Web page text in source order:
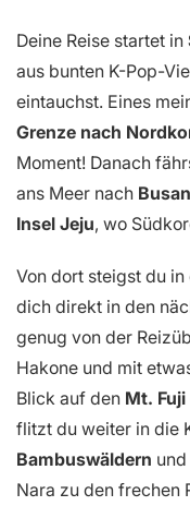
Deine Reise startet in
aus bunten K-Pop-
eintauchst. Eines
Grenze nach
Moment! Danach
ans Meer nach Busan
Insel Jeju, wo
Von dort steigst du
dich direkt in den
genug von der
Hakone und mit
Blick auf den Mt. Fuji
flitzt du weiter in die
Bambuswäldern und
Nara zu den frechen